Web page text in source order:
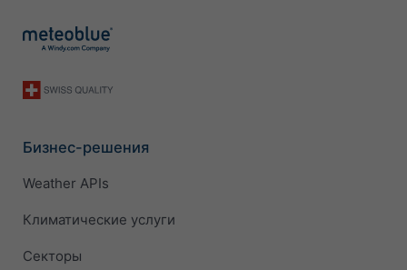
Бизнес-решения
Weather APIs
Климатические услуги
Секторы